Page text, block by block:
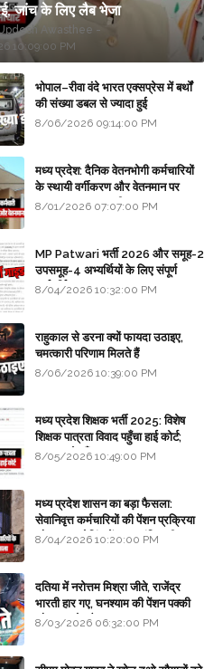
जांच के लिए लैब भेजा
Awasthee
10:09:00 PM
भोपाल–रीवा वंदे भारत एक्सप्रेस में बर्थों
की संख्या डबल से ज्यादा हुई
8/06/2026 09:14:00 PM
मध्य प्रदेश: दैनिक वेतनभोगी कर्मचारियों
के स्थायी वर्गीकरण और वेतनमान पर
सरकार का बड़ा स्पष्टीकरण
8/01/2026 07:07:00 PM
MP Patwari भर्ती 2026 और समूह-2
उपसमूह-4 अभ्यर्थियों के लिए संपूर्ण
मार्गदर्शिका
8/04/2026 10:32:00 PM
राहुकाल से डरना क्यों फायदा उठाइए,
चमत्कारी परिणाम मिलते हैं
8/06/2026 10:39:00 PM
मध्य प्रदेश शिक्षक भर्ती 2025: विशेष
शिक्षक पात्रता विवाद पहुँचा हाई कोर्ट;
सरकार से माँगा जवाब
8/05/2026 10:49:00 PM
मध्य प्रदेश शासन का बड़ा फैसला:
सेवानिवृत्त कर्मचारियों की पेंशन प्रक्रिया
और बजट कोडिंग में हुए क्रांतिकारी
8/04/2026 10:20:00 PM
दतिया में नरोत्तम मिश्रा जीते, राजेंद्र
भारती हार गए, घनश्याम की पेंशन पक्की
और आशुतोष बैक टू...
8/03/2026 06:32:00 PM